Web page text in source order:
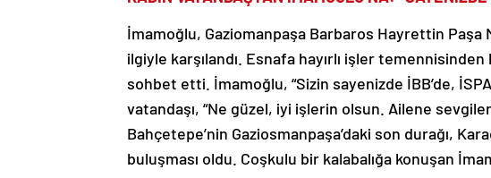
İmamoğlu, Gaziomanpaşa Barbaros Hayrettin Paşa
ilgiyle karşılandı. Esnafa hayırlı işler
sohbet etti. İmamoğlu, “Sizin sayenizde İBB’de,
vatandaşı, “Ne güzel, iyi işlerin olsun. Ailene
Bahçetepe’nin Gaziosmanpaşa’daki son durağı,
buluşması oldu. Coşkulu bir kalabalığa konuşan